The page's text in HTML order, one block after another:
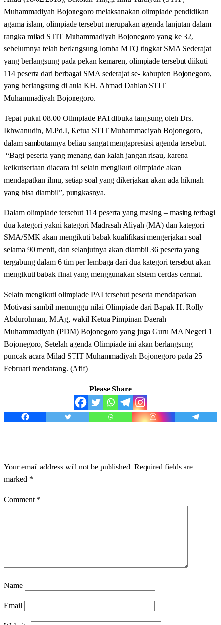
Muhammadiyah Bojonegoro melaksanakan olimpiade pendidikan
agama islam, olimpiade tersebut merupakan agenda lanjutan dalam
rangka milad STIT Muhammadiyah Bojonegoro yang ke 32,
sebelumnya telah berlangsung lomba MTQ tingkat SMA Sederajat
yang berlangsung pada pekan kemaren, olimpiade tersebut diikuti
114 peserta dari berbagai SMA sederajat se- kabupten Bojonegoro,
yang berlangsung di aula KH. Ahmad Dahlan STIT
Muhammadiyah Bojonegoro.
Tepat pukul 08.00 Olimpiade PAI dibuka langsung oleh Drs.
Ikhwanudin, M.Pd.I, Ketua STIT Muhammadiyah Bojonegoro,
dalam sambutannya beliau sangat mengapresiasi agenda tersebut.
“Bagi peserta yang menang dan kalah jangan risau, karena
keikutsertaan diacara ini selain mengikuti olimpiade akan
mendapatkan ilmu, setiap soal yang dikerjakan akan ada hikmah
yang bisa diambil”, pungkasnya.
Dalam olimpiade tersebut 114 peserta yang masing – masing terbagi
dua kategori yakni kategori Madrasah Aliyah (MA) dan kategori
SMA/SMK akan mengikuti babak kualifikasi mengerjakan soal
selama 90 menit, dan selanjutnya akan diambil 36 peserta yang
tergabung dalam 6 tim per lembaga dari dua kategori tersebut akan
mengikuti babak final yang menggunakan sistem cerdas cermat.
Selain mengikuti olimpiade PAI tersebut peserta mendapatkan
Motivasi sambil menunggu nilai Olimpiade dari Bapak H. Rolly
Abdurohman, M.Ag, wakil Ketua Pimpinan Daerah
Muhammadiyah (PDM) Bojonegoro yang juga Guru MA Negeri 1
Bojonegoro, Setelah agenda Olimpiade ini akan berlangsung
puncak acara Milad STIT Muhammadiyah Bojonegoro pada 25
Februari mendatang. (Afif)
Please Share
Your email address will not be published. Required fields are
marked *
Comment *
Name
Email